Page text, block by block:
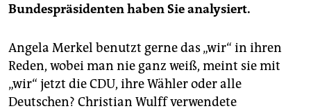
Bundespräsidenten haben Sie analysiert.
Angela Merkel benutzt gerne das „wir“ in ihren
Reden, wobei man nie ganz weiß, meint sie mit
„wir“ jetzt die CDU, ihre Wähler oder alle
Deutschen? Christian Wulff verwendete